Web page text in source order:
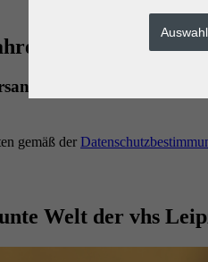
Als erstes
gemäß der
Welt der vhs